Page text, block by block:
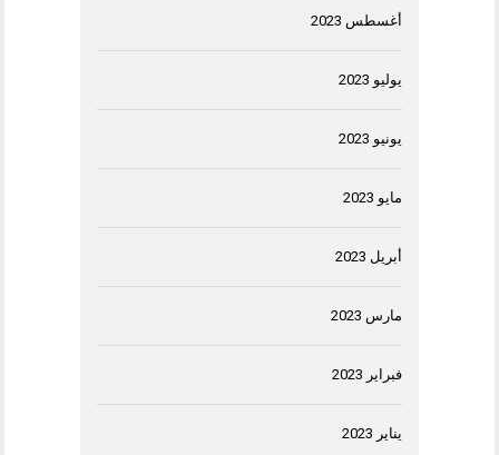
أغسطس 2023
يوليو 2023
يونيو 2023
مايو 2023
أبريل 2023
مارس 2023
فبراير 2023
يناير 2023